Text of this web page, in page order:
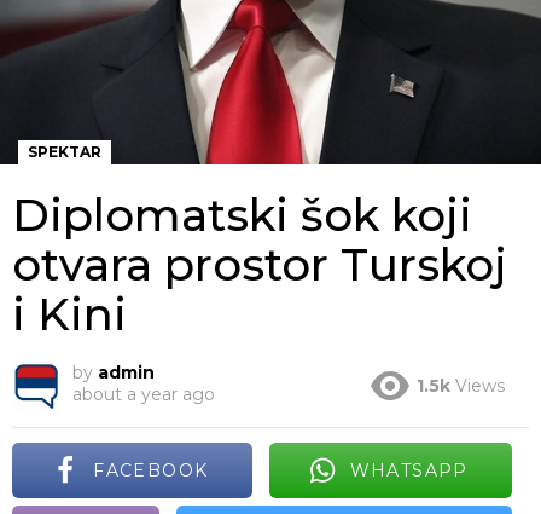
SPEKTAR
Diplomatski šok koji
otvara prostor Turskoj
i Kini
by admin
about a year ago
1.5k Views
FACEBOOK WHATSAPP